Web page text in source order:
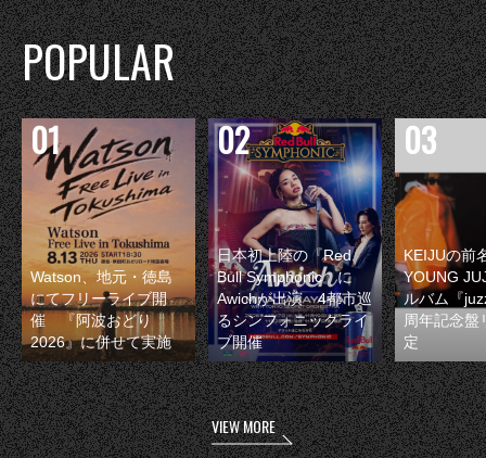
POPULAR
Watson、地元・徳島
にてフリーライブ開
催 『阿波おどり
2026』に併せて実施
日本初上陸の『Red
Bull Symphonic』に
Awichが出演 4都市巡
るシンフォニックライ
ブ開催
KEIJUの前
YOUNG
ルバム『
周年記念盤
定
VIEW MORE